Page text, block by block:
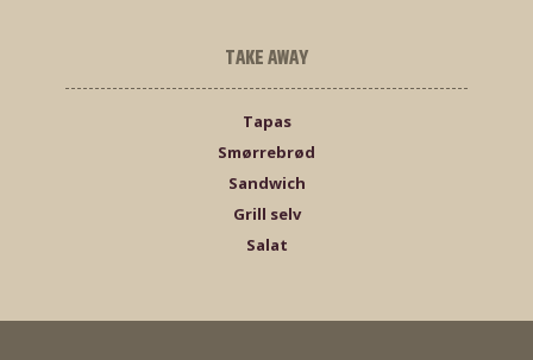
TAKE AWAY
Tapas
Smørrebrød
Sandwich
Grill selv
Salat